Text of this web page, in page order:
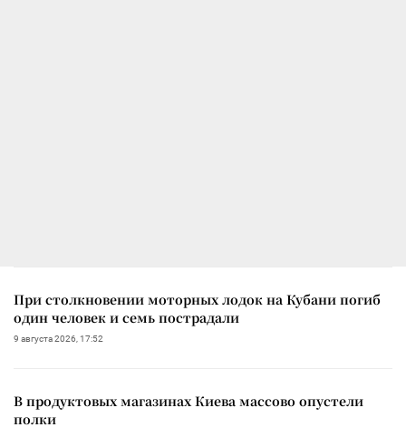
При столкновении моторных лодок на Кубани погиб
один человек и семь пострадали
9 августа 2026, 17:52
В продуктовых магазинах Киева массово опустели
полки